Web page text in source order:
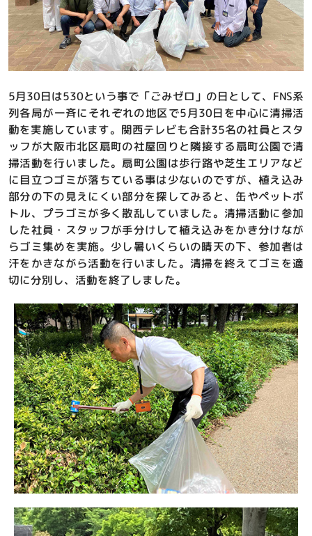
5月30日は530という事で「ごみゼロ」の日として、FNS系
列各局が一斉にそれぞれの地区で5月30日を中心に清掃活
動を実施しています。関西テレビも合計35名の社員とスタ
ッフが大阪市北区扇町の社屋回りと隣接する扇町公園で清
掃活動を行いました。扇町公園は歩行路や芝生エリアなど
に目立つゴミが落ちている事は少ないのですが、植え込み
部分の下の見えにくい部分を探してみると、缶やペットボ
トル、プラゴミが多く散乱していました。清掃活動に参加
した社員・スタッフが手分けして植え込みをかき分けなが
らゴミ集めを実施。少し暑いくらいの晴天の下、参加者は
汗をかきながら活動を行いました。清掃を終えてゴミを適
切に分別し、活動を終了しました。